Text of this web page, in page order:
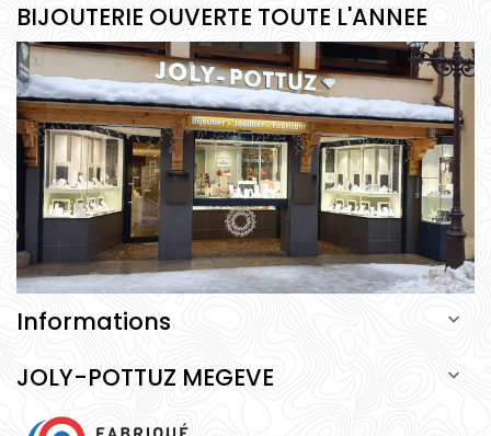
BIJOUTERIE OUVERTE TOUTE L'ANNEE
Informations 
JOLY-POTTUZ MEGEVE 